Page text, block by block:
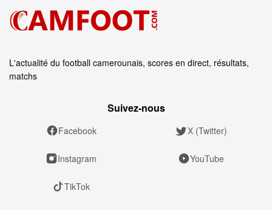
L'actualité du football camerounais, scores en direct, résultats,
matchs
Suivez‑nous
Facebook X (Twitter)
Instagram YouTube
TikTok